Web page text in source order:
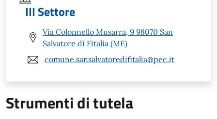
III Settore
Via Colonnello Musarra, 9 98070 San
Salvatore di Fitalia (ME)
comune.sansalvatoredifitalia@pec.it
Strumenti di tutela